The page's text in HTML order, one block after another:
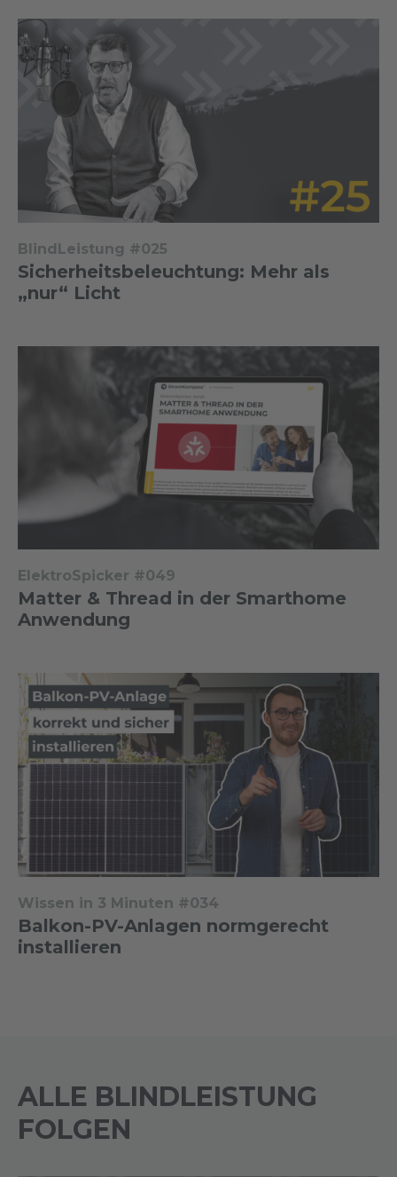
BlindLeistung #025
Sicherheitsbeleuchtung: Mehr als
„nur“ Licht
ElektroSpicker #049
Matter & Thread in der Smarthome
Anwendung
Wissen in 3 Minuten #034
Balkon-PV-Anlagen normgerecht
installieren
ALLE BLINDLEISTUNG
FOLGEN